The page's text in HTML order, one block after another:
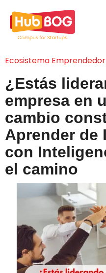
Ecosistema Emprendedor
¿Estás
empresa en
cambio
Aprender de
con
el camino